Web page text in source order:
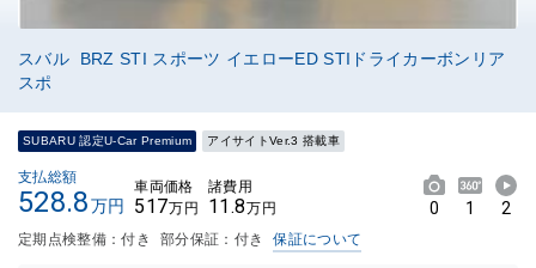
スバル BRZ STI スポーツ イエローED STIドライカーボンリア
スポ
SUBARU 認定U-Car Premium アイサイトVer.3 搭載車
支払総額
528.8万円
車両価格
517万円
諸費用
11.8万円 0 1 2
定期点検整備：付き 部分保証：付き 保証について